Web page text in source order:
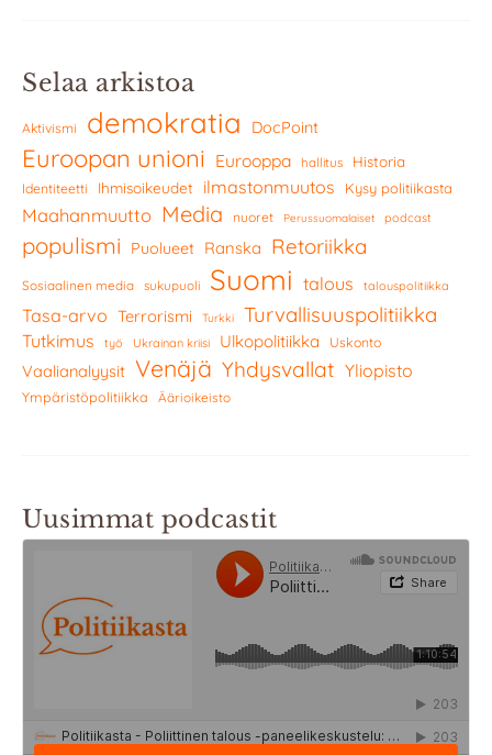
Selaa arkistoa
Aktivismi demokratia DocPoint
Euroopan unioni Eurooppa hallitus Historia
Identiteetti Ihmisoikeudet ilmastonmuutos Kysy politiikasta
Maahanmuutto Media nuoret Perussuomalaiset podcast
populismi Puolueet Ranska Retoriikka
Sosiaalinen media sukupuoli Suomi talous talouspolitiikka
Tasa-arvo Terrorismi Turkki Turvallisuuspolitiikka
Tutkimus työ Ukrainan kriisi Ulkopolitiikka Uskonto
Vaalianalyysit Venäjä Yhdysvallat Yliopisto
Ympäristöpolitiikka Äärioikeisto
Uusimmat podcastit